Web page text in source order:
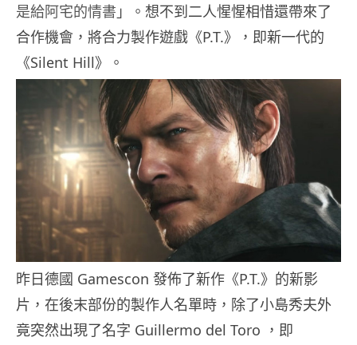
是給阿宅的情書 」。想不到二人惺惺相惜還帶來了
合作機會，將合力製作遊戲《P.T.》，即新一代的
《Silent Hill》。
昨日德國 Gamescon 發佈了新作《P.T.》的新影
片，在後末部份的製作人名單時，除了小島秀夫外
竟突然出現了名字 Guillermo del Toro ，即